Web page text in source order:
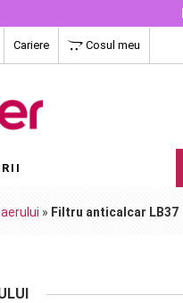
Cariere Cosul meu
» Filtru anticalcar LB37